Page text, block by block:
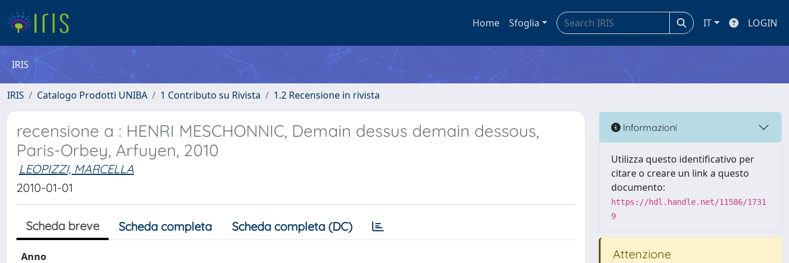
Home Sfoglia IT LOGIN
IRIS
IRIS Catalogo Prodotti UNIBA 1 Contributo su Rivista 1.2 Recensione in rivista
recensione a : HENRI MESCHONNIC, Demain dessus demain dessous,
Paris-Orbey, Arfuyen, 2010
LEOPIZZI, MARCELLA
2010-01-01
Scheda breve Scheda completa Scheda completa (DC)
Anno
Informazioni
Utilizza questo identificativo per
citare o creare un link a questo
documento:
https://hdl.handle.net/11586/1731
9
Attenzione